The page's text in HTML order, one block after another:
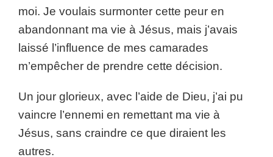
moi. Je voulais surmonter cette peur en
abandonnant ma vie à Jésus, mais j’avais
laissé l’influence de mes camarades
m’empêcher de prendre cette décision.
Un jour glorieux, avec l’aide de Dieu, j’ai pu
vaincre l’ennemi en remettant ma vie à
Jésus, sans craindre ce que diraient les
autres.